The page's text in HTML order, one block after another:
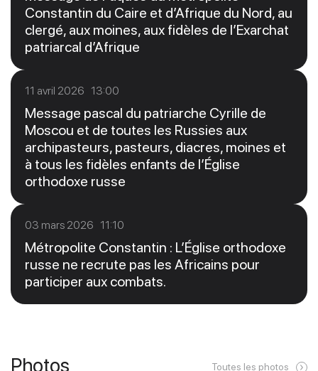
Constantin du Caire et d’Afrique du Nord, au
clergé, aux moines, aux fidèles de l’Exarchat
patriarcal d’Afrique
11 avril 2026 13:00
Message pascal du patriarche Cyrille de
Moscou et de toutes les Russies aux
archipasteurs, pasteurs, diacres, moines et
à tous les fidèles enfants de l’Église
orthodoxe russe
03 mars 2026 11:10
Métropolite Constantin : L’Église orthodoxe
russe ne recrute pas les Africains pour
participer aux combats.
Photos Toutes les photos